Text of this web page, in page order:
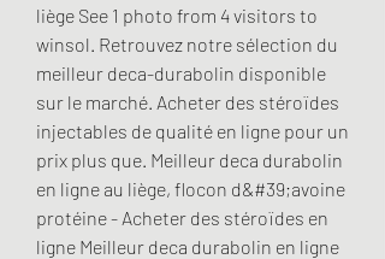
liège See 1 photo from 4 visitors to
winsol. Retrouvez notre sélection du
meilleur deca-durabolin disponible
sur le marché. Acheter des stéroïdes
injectables de qualité en ligne pour un
prix plus que. Meilleur deca durabolin
en ligne au liège, flocon d&#39;avoine
protéine - Acheter des stéroïdes en
ligne Meilleur deca durabolin en ligne